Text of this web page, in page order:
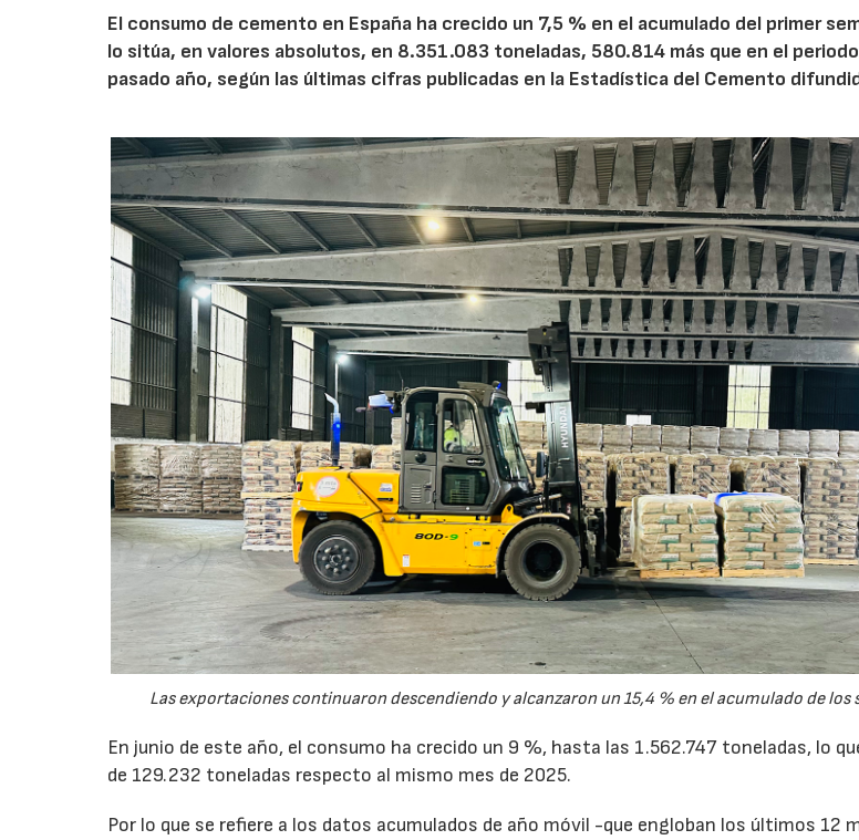
El consumo de cemento en España ha crecido un 7,5 % en el acumulado del primer
lo sitúa, en valores absolutos, en 8.351.083 toneladas, 580.814 más que en el
pasado año, según las últimas cifras publicadas en la Estadística del Cemento
Las exportaciones continuaron descendiendo y alcanzaron un 15,4 % en el acumulado de los
En junio de este año, el consumo ha crecido un 9 %, hasta las 1.562.747 toneladas, lo
de 129.232 toneladas respecto al mismo mes de 2025.
Por lo que se refiere a los datos acumulados de año móvil -que engloban los últimos 12